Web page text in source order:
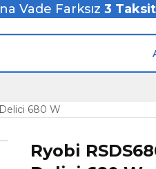
Vade Farksız 3
680 W
Ryobi